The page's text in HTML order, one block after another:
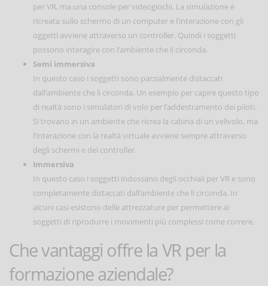
per VR, ma una console per videogiochi. La simulazione è
ricreata sullo schermo di un computer e l’interazione con gli
oggetti avviene attraverso un controller. Quindi i soggetti
possono interagire con l’ambiente che li circonda.
Semi immersiva
In questo caso i soggetti sono parzialmente distaccati
dall’ambiente che li circonda. Un esempio per capire questo tipo
di realtà sono i simulatori di volo per l’addestramento dei piloti.
Si trovano in un ambiente che ricrea la cabina di un velivolo, ma
l’interazione con la realtà virtuale avviene sempre attraverso
degli schermi e dei controller.
Immersiva
In questo caso i soggetti indossano degli occhiali per VR e sono
completamente distaccati dall’ambiente che li circonda. In
alcuni casi esistono delle attrezzature per permettere ai
soggetti di riprodurre i movimenti più complessi come correre.
Che vantaggi offre la VR per la
formazione aziendale?